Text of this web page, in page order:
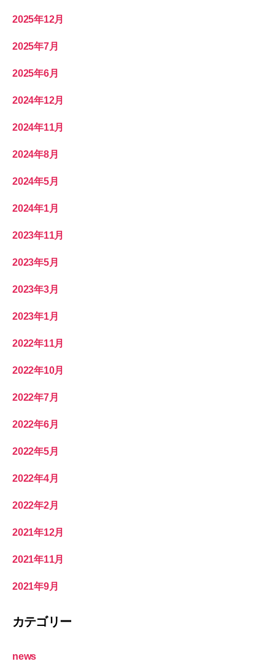
2025年12月
2025年7月
2025年6月
2024年12月
2024年11月
2024年8月
2024年5月
2024年1月
2023年11月
2023年5月
2023年3月
2023年1月
2022年11月
2022年10月
2022年7月
2022年6月
2022年5月
2022年4月
2022年2月
2021年12月
2021年11月
2021年9月
カテゴリー
news